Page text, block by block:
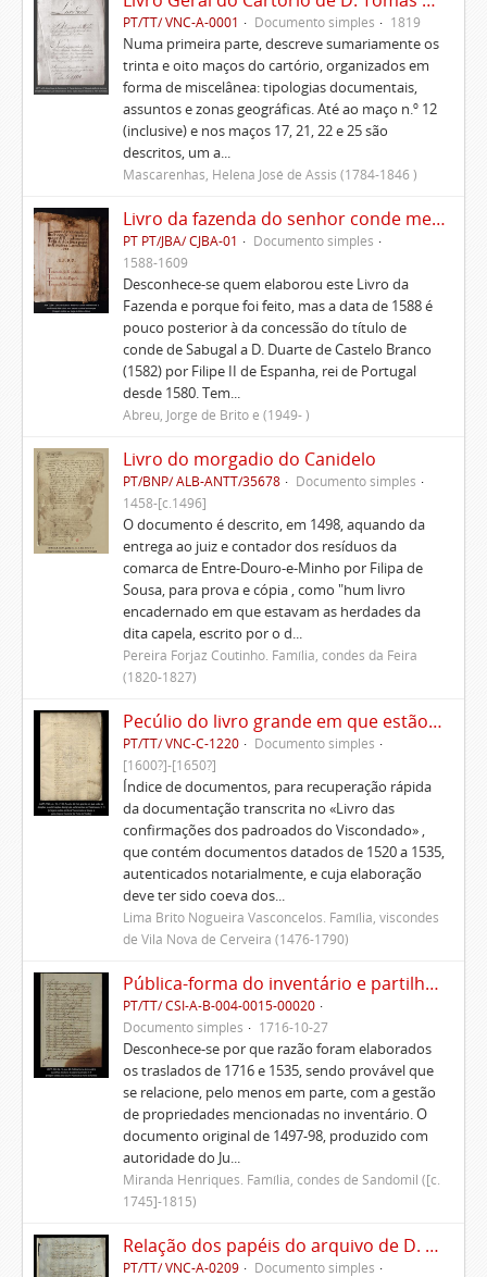
PT/TT/ VNC-A-0001 Documento simples 1819
Numa primeira parte, descreve sumariamente os
trinta e oito maços do cartório, organizados em
forma de miscelânea: tipologias documentais,
assuntos e zonas geográficas. Até ao maço n.º 12
(inclusive) e nos maços 17, 21, 22 e 25 são
descritos, um a...
Mascarenhas, Helena José de Assis (1784-1846 )
Livro da fazenda do senhor conde meirinho-mor e rendimento dela e dos seus papeis e outras lembranças
PT PT/JBA/ CJBA-01
Documento simples
1588-1609
Desconhece-se quem elaborou este Livro da
Fazenda e porque foi feito, mas a data de 1588 é
pouco posterior à da concessão do título de
conde de Sabugal a D. Duarte de Castelo Branco
(1582) por Filipe II de Espanha, rei de Portugal
desde 1580. Tem...
Abreu, Jorge de Brito e (1949- )
Livro do morgadio do Canidelo
PT/BNP/ ALB-ANTT/35678
Documento simples
1458-[c.1496]
O documento é descrito, em 1498, aquando da
entrega ao juiz e contador dos resíduos da
comarca de Entre-Douro-e-Minho por Filipa de
Sousa, para prova e cópia , como "hum livro
encadernado em que estavam as herdades da
dita capela, escrito por o d...
Pereira Forjaz Coutinho. Família, condes da Feira
(1820-1827)
Pecúlio do livro grande em que estão as doações e confirmações das igrejas pertencentes ao Viscondado
PT/TT/ VNC-C-1220
Documento simples
[1600?]-[1650?]
Índice de documentos, para recuperação rápida
da documentação transcrita no «Livro das
confirmações dos padroados do Viscondado» ,
que contém documentos datados de 1520 a 1535,
autenticados notarialmente, e cuja elaboração
deve ter sido coeva dos...
Lima Brito Nogueira Vasconcelos. Família, viscondes
de Vila Nova de Cerveira (1476-1790)
Pública-forma do inventário e partilhas dos bens de Vasco Queimado
PT/TT/ CSI-A-B-004-0015-00020
Documento simples
1716-10-27
Desconhece-se por que razão foram elaborados
os traslados de 1716 e 1535, sendo provável que
se relacione, pelo menos em parte, com a gestão
de propriedades mencionadas no inventário. O
documento original de 1497-98, produzido com
autoridade do Ju...
Miranda Henriques. Família, condes de Sandomil ([c.
1745]-1815)
Relação dos papéis do arquivo de D. Tomás de Lima
PT/TT/ VNC-A-0209
Documento simples